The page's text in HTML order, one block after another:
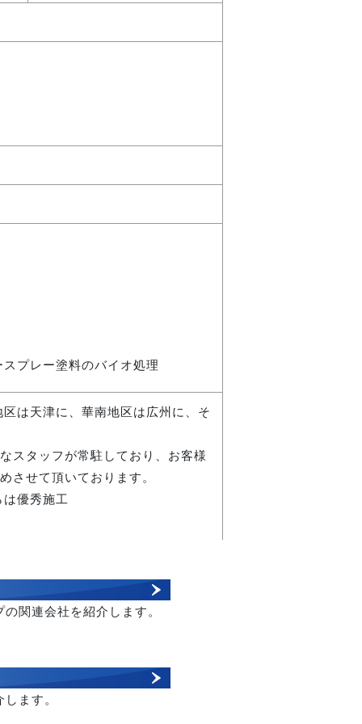
プレー塗料のバイオ処理
は天津に、華南地区は広州に、そ
スタッフが常駐しており、お客様
させて頂いております。
優秀施工
関連会社を紹介します。
ます。